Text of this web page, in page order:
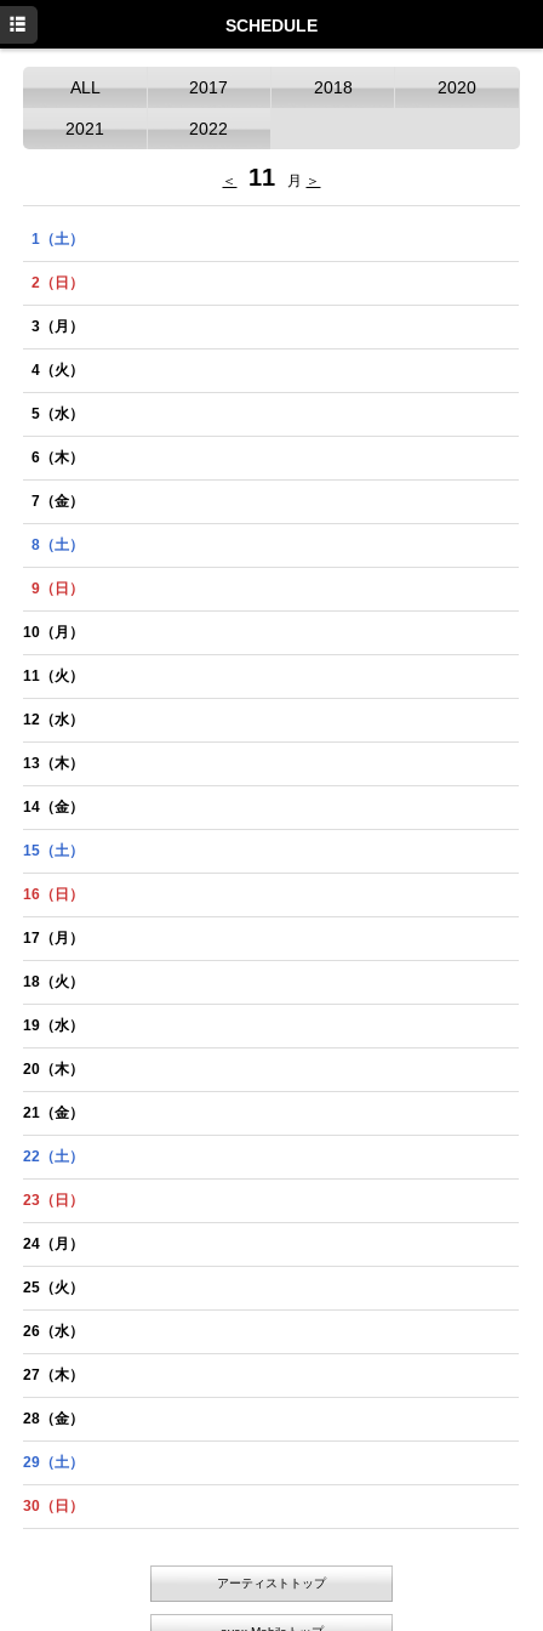
SCHEDULE
ALL 2017 2018 2020
2021 2022
＜ 11 月 ＞
1 （土）
2 （日）
3 （月）
4 （火）
5 （水）
6 （木）
7 （金）
8 （土）
9 （日）
10 （月）
11 （火）
12 （水）
13 （木）
14 （金）
15 （土）
16 （日）
17 （月）
18 （火）
19 （水）
20 （木）
21 （金）
22 （土）
23 （日）
24 （月）
25 （火）
26 （水）
27 （木）
28 （金）
29 （土）
30 （日）
アーティストトップ
NEWS
PROFILE
MOVIE
GOODS